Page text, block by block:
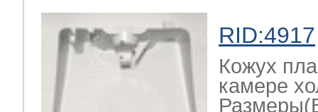
RID:4917
Кожух
камере